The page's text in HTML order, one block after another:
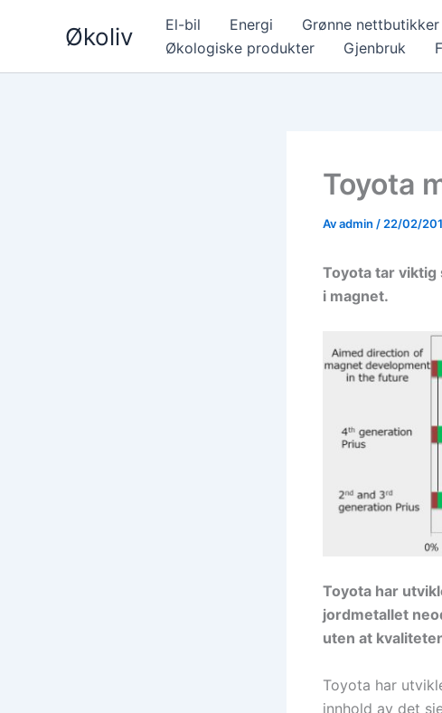
Økoliv El-bil Energi Grønne nettbutikker
Økologiske produkter
Gjenbruk
Toyota
Avadmin / 22/02/
Toyota tar viktig
i magnet.
Toyota har
jordmetallet
uten at
Toyota har
innhold av det